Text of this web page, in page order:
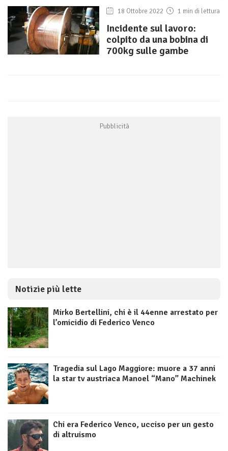
18 Ottobre 2022 1 min di lettura
Incidente sul lavoro:
colpito da una bobina di
700kg sulle gambe
Notizie più lette
Mirko Bertellini, chi è il 44enne arrestato per
l’omicidio di Federico Venco
Tragedia sul Lago Maggiore: muore a 37 anni
la star tv austriaca Manoel “Mano” Machinek
Chi era Federico Venco, ucciso per un gesto
di altruismo